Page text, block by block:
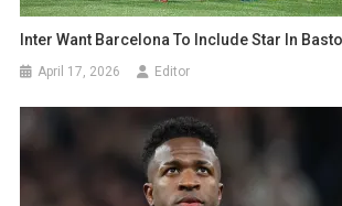
Inter Want Barcelona To Include Star In
April 17, 2026 Editor